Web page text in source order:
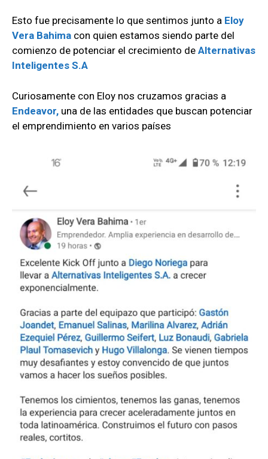
Esto fue precisamente lo que sentimos junto a Eloy
Vera Bahima con quien estamos siendo parte del
comienzo de potenciar el crecimiento de Alternativas
Inteligentes S.A
Curiosamente con Eloy nos cruzamos gracias a
Endeavor, una de las entidades que buscan potenciar
el emprendimiento en varios países